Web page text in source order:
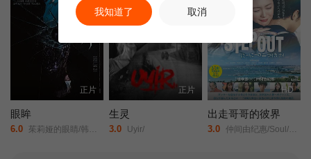
正片
眼眸
6.0 茱莉娅的眼睛/韩版/Eyes/
正片
生灵
3.0 Uyir/
HD
出走哥哥的彼界
3.0 仲间由纪惠/Soul/又吉伶音/伊波れいり/松田流花/津波竜斗/内田树/盧礼欧/玉城敦子/城间やよい/津嘉山正种/寺辻健一郎/
我知道了 取消